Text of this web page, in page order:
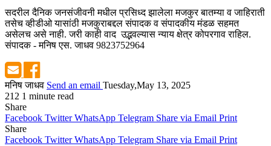
सदरील दैनिक जनसंजीवनी मधील प्रसिध्द झालेला मजकुर बातम्या व जाहिराती
तसेच व्हीडीओ यासांठी मजकुराबद्दल संपादक व संपादकीय मंडळ सहमत
असेलच असे नाही. जरी काही वाद उद्भवल्यास न्याय क्षेत्र कोपरगाव राहिल.
संपादक - मनिष एस. जाधव 9823752964
मनिष जाधव Send an email Tuesday,May 13, 2025
212 1 minute read
Share
Facebook Twitter WhatsApp Telegram Share via Email Print
Share
Facebook Twitter WhatsApp Telegram Share via Email Print